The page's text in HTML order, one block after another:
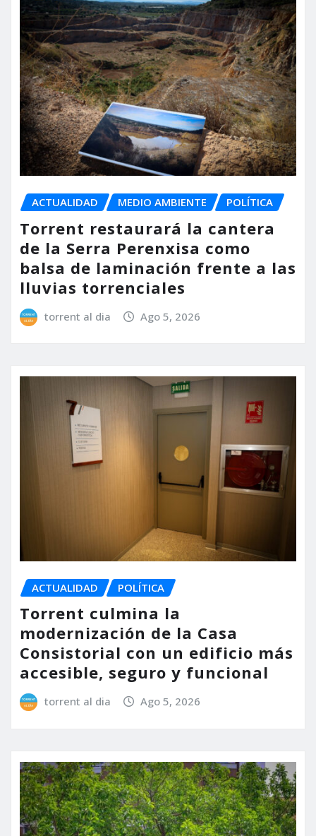
ACTUALIDAD MEDIO AMBIENTE POLÍTICA
Torrent restaurará la cantera
de la Serra Perenxisa como
balsa de laminación frente a las
lluvias torrenciales
torrent al dia Ago 5, 2026
ACTUALIDAD POLÍTICA
Torrent culmina la
modernización de la Casa
Consistorial con un edificio más
accesible, seguro y funcional
torrent al dia Ago 5, 2026